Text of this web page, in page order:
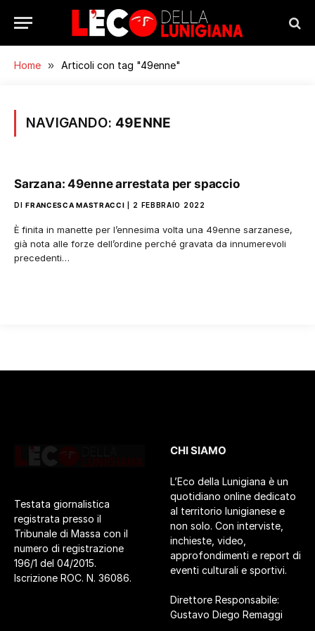
Home » Articoli con tag "49enne"
NAVIGANDO: 49ENNE
Sarzana: 49enne arrestata per spaccio
DI FRANCESCA MASTRACCI 2 FEBBRAIO 2022
È finita in manette per l’ennesima volta una 49enne sarzanese,
già nota alle forze dell’ordine perché gravata da innumerevoli
precedenti…
Testata giornalistica
registrata presso il
Tribunale di Massa con il
numero di registrazione
196/1 del 04/2015.
Iscrizione ROC. N. 36086.
CHI SIAMO
L’Eco della Lunigiana è un
quotidiano online dedicato
al territorio lunigianese e
non solo. Con interviste,
inchieste, video,
approfondimenti e report di
eventi culturali e sportivi.
Direttore Responsabile:
Gustavo Diego Remaggi